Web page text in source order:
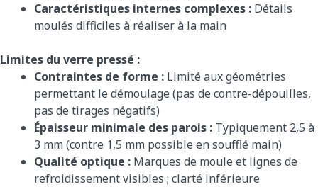
Caractéristiques internes complexes : Détails
moulés difficiles à réaliser à la main
Limites du verre pressé :
Contraintes de forme : Limité aux géométries
permettant le démoulage (pas de contre-dépouilles,
pas de tirages négatifs)
Épaisseur minimale des parois : Typiquement 2,5 à
3 mm (contre 1,5 mm possible en soufflé main)
Qualité optique : Marques de moule et lignes de
refroidissement visibles ; clarté inférieure